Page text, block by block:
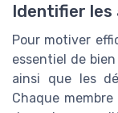
Identifier les
Pour motiver
essentiel de
ainsi que les
Chaque